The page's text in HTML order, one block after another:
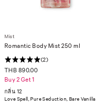
Mist
Romantic Body Mist 250 ml
(2)
THB 890.00
Buy 2 Get 1
กลิ่น 12
Love Spell, Pure Seduction, Bare Vanilla